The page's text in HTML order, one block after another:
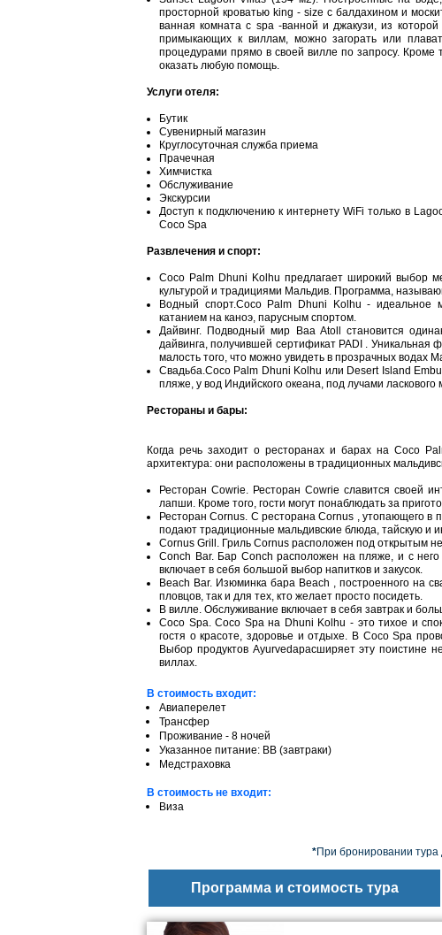
просторной кроватью king - size с балдахином и
ванная комната с spa -ванной и джакузи, из
примыкающих к виллам, можно загорать или
процедурами прямо в своей вилле по запросу. Кроме
оказать любую помощь.
Услуги отеля:
Бутик
Сувенирный магазин
Круглосуточная служба приема
Прачечная
Химчистка
Обслуживание
Экскурсии
Доступ к подключению к интернету WiFi только в
Coco Spa
Развлечения и спорт:
Coco Palm Dhuni Kolhu предлагает широкий выбор
культурой и традициями Мальдив. Программа,
Водный спорт.Coco Palm Dhuni Kolhu - идеальное
катанием на каноэ, парусным спортом.
Дайвинг. Подводный мир Baa Atoll становится
дайвинга, получившей сертификат PADI .
малость того, что можно увидеть в прозрачных водах
Свадьба.Coco Palm Dhuni Kolhu или Desert Island
пляже, у вод Индийского океана, под лучами ласкового
Рестораны и бары:
Когда речь заходит о ресторанах и барах на Coco
архитектура: они расположены в традиционных
Ресторан Cowrie. Ресторан Cowrie славится своей
лапши. Кроме того, гости могут понаблюдать за
Ресторан Cornus. С ресторана Cornus , утопающего
подают традиционные мальдивские блюда, тайскую и
Cornus Grill. Гриль Cornus расположен под открытым
Conch Bar. Бар Conch расположен на пляже, и с
включает в себя большой выбор напитков и закусок.
Beach Bar. Изюминка бара Beach , построенного на
пловцов, так и для тех, кто желает просто посидеть.
В вилле. Обслуживание включает в себя завтрак и
Coco Spa. Coco Spa на Dhuni Kolhu - это тихое и
гостя о красоте, здоровье и отдыхе. В Coco Spa
Выбор продуктов Ayurvedaрасширяет эту поистине
виллах.
В стоимость входит:
Авиаперелет
Трансфер
Проживание - 8 ночей
Указанное питание: BB (завтраки)
Медстраховка
В стоимость не входит:
Виза
*При бронировании тура
Программа и стоимость тура